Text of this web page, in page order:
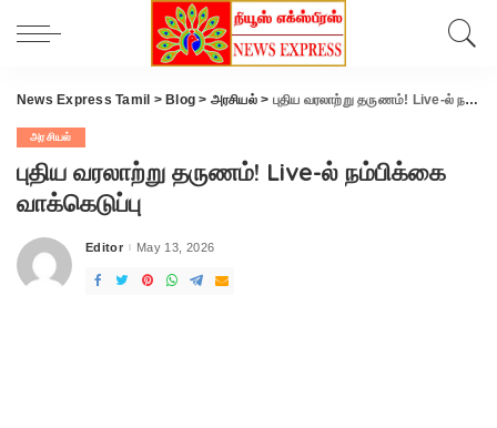
News Express Tamil > Blog > அரசியல்> புதிய வரலாற்று தருணம்! Live-ல் நம்பிக்கை வாக்கெடுப்பு
அரசியல்
புதிய வரலாற்று தருணம்! Live-ல் நம்பிக்கை
வாக்கெடுப்பு
Posted
Editor May 13, 2026